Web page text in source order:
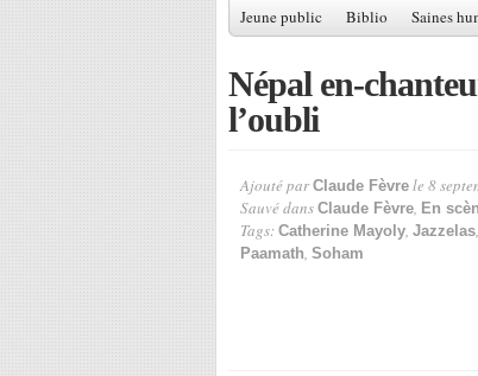
Jeune public Biblio Saines
Népal en-
l’oubli
Ajouté par Claude Fèvre le 8
Sauvé dans Claude Fèvre, En
Tags: Catherine Mayoly, Jazzelas,
Paamath, Soham